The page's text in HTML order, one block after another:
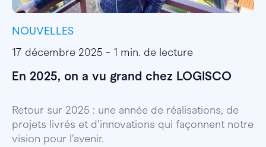
NOUVELLES
17 décembre 2025 - 1 min. de lecture
En 2025, on a vu grand chez LOGISCO
Retour sur 2025 : une année de réalisations, de
projets livrés et d’innovations qui façonnent notre
vision pour l’avenir.